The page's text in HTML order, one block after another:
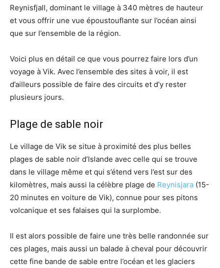
Reynisfjall, dominant le village à 340 mètres de hauteur
et vous offrir une vue époustouflante sur l’océan ainsi
que sur l’ensemble de la région.
Voici plus en détail ce que vous pourrez faire lors d’un
voyage à Vik. Avec l’ensemble des sites à voir, il est
d’ailleurs possible de faire des circuits et d’y rester
plusieurs jours.
Plage de sable noir
Le village de Vik se situe à proximité des plus belles
plages de sable noir d’Islande avec celle qui se trouve
dans le village même et qui s’étend vers l’est sur des
kilomètres, mais aussi la célèbre plage de Reynisjara (15-
20 minutes en voiture de Vik), connue pour ses pitons
volcanique et ses falaises qui la surplombe.
Il est alors possible de faire une très belle randonnée sur
ces plages, mais aussi un balade à cheval pour découvrir
cette fine bande de sable entre l’océan et les glaciers